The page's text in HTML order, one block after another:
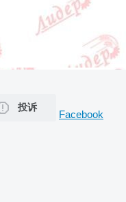
投诉
Facebook